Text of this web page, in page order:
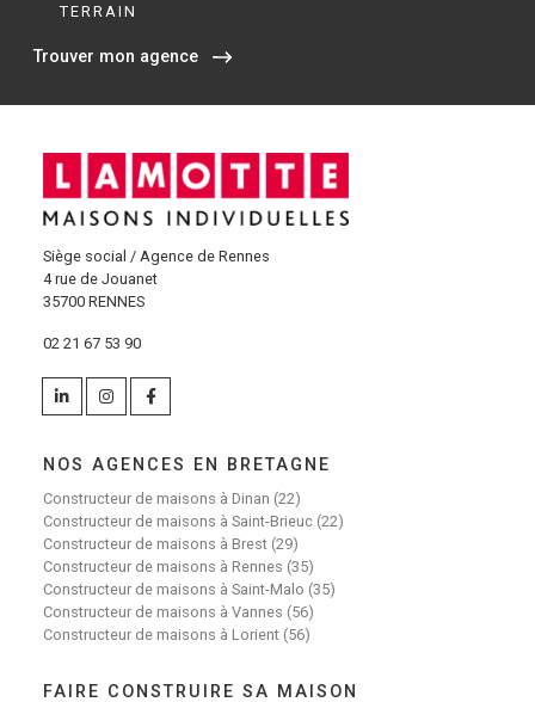
TERRAIN
Trouver mon agence
Siège social / Agence de Rennes
4 rue de Jouanet
35700 RENNES
02 21 67 53 90
NOS AGENCES EN BRETAGNE
Constructeur de maisons à Dinan (22)
Constructeur de maisons à Saint-Brieuc (22)
Constructeur de maisons à Brest (29)
Constructeur de maisons à Rennes (35)
Constructeur de maisons à Saint-Malo (35)
Constructeur de maisons à Vannes (56)
Constructeur de maisons à Lorient (56)
FAIRE CONSTRUIRE SA MAISON